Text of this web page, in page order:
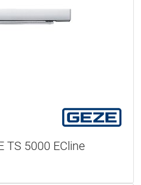
TS 5000 ECline